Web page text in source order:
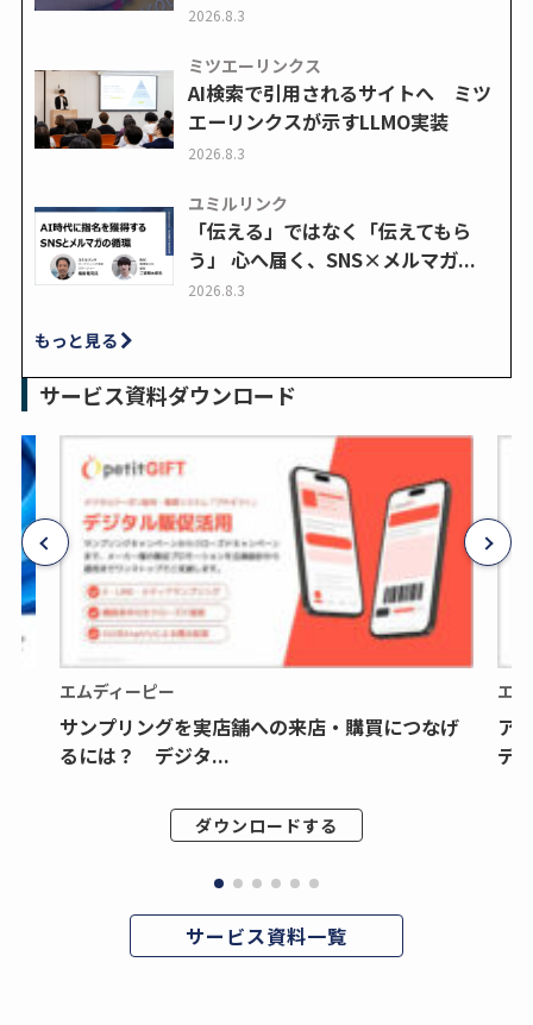
2026.8.3
ミツエーリンクス
AI検索で引用されるサイトへ ミツ
エーリンクスが示すLLMO実装
2026.8.3
ユミルリンク
「伝える」ではなく「伝えてもら
う」 心へ届く、SNS×メルマガ...
2026.8.3
もっと見る
サービス資料ダウンロード
エムディーピー
サンプリングを実店舗への来店・購買につなげ
るには？ デジタ...
ダウンロードする
エ
ア
デ
サービス資料一覧